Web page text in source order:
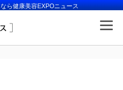
ら健康美容EXPOニュース